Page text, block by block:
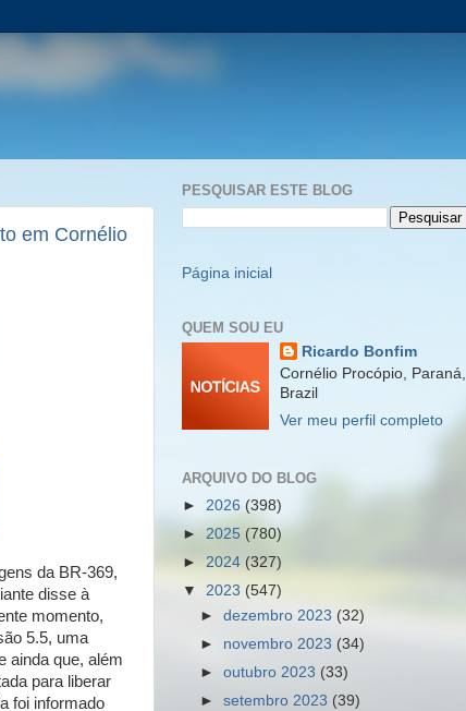
em Cornélio
da BR-369,
disse à
momento,
5.5, uma
ainda que, além
para liberar
foi informado
PESQUISAR ESTE BLOG
Página inicial
QUEM SOU EU
Ricardo Bonfim
Cornélio Procópio, Paraná,
Brazil
Ver meu perfil completo
ARQUIVO DO BLOG
► 2026 (398)
► 2025 (780)
► 2024 (327)
▼ 2023 (547)
►dezembro 2023 (32)
► novembro 2023 (34)
►outubro 2023 (33)
►setembro 2023 (39)